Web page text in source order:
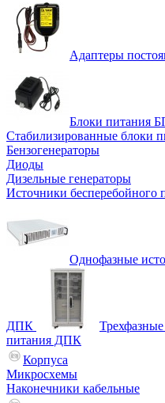
Адаптеры
Блоки питания
Стабилизированные блоки
Бензогенераторы
Диоды
Дизельные генераторы
Источники бесперебойного
Однофазные
ДПК
питания ДПК
Корпуса
Микросхемы
Наконечники кабельные